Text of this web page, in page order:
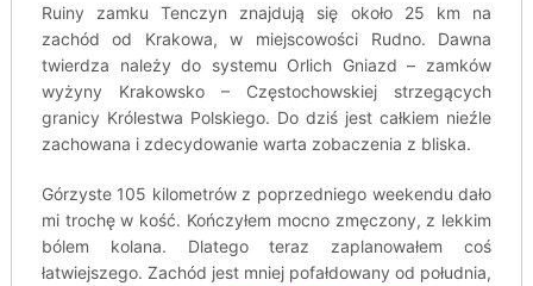
Ruiny zamku Tenczyn znajdują się około 25 km na
zachód od Krakowa, w miejscowości Rudno. Dawna
twierdza należy do systemu Orlich Gniazd – zamków
wyżyny Krakowsko – Częstochowskiej strzegących
granicy Królestwa Polskiego. Do dziś jest całkiem nieźle
zachowana i zdecydowanie warta zobaczenia z bliska.
Górzyste 105 kilometrów z poprzedniego weekendu dało
mi trochę w kość. Kończyłem mocno zmęczony, z lekkim
bólem kolana. Dlatego teraz zaplanowałem coś
łatwiejszego. Zachód jest mniej pofałdowany od południa,